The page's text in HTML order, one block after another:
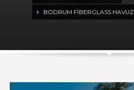
BODRUM FIBERGLASS HAVUZ